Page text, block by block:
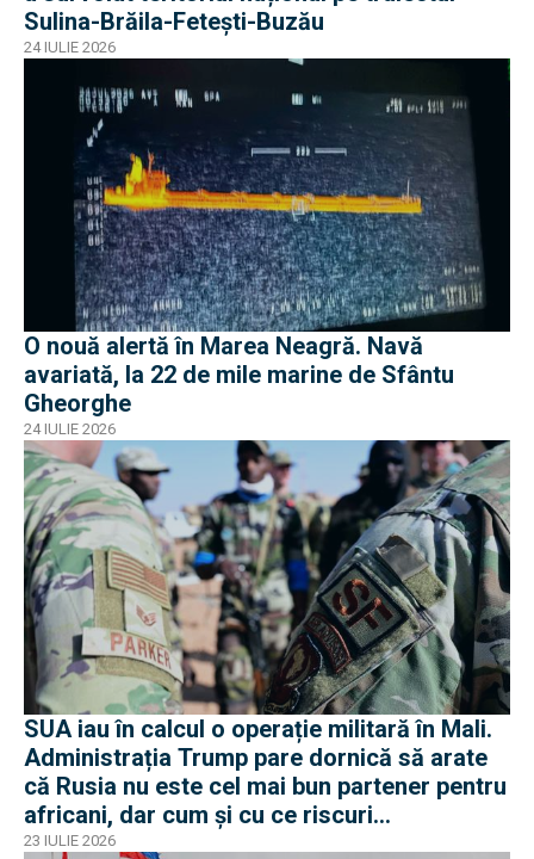
Sulina-Brăila-Fetești-Buzău
24 IULIE 2026
O nouă alertă în Marea Neagră. Navă
avariată, la 22 de mile marine de Sfântu
Gheorghe
24 IULIE 2026
SUA iau în calcul o operație militară în Mali.
Administrația Trump pare dornică să arate
că Rusia nu este cel mai bun partener pentru
africani, dar cum și cu ce riscuri
operaționale?
23 IULIE 2026